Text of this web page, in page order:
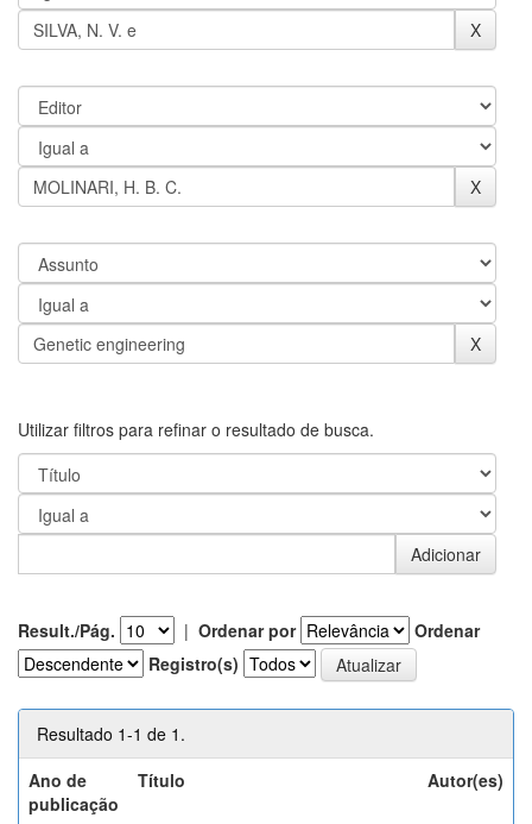
Utilizar filtros para refinar o resultado de busca.
Result./Pág. | Ordenar por
Ordenar
Registro(s)
Resultado 1-1 de 1.
Ano de
publicação
Título Autor(es)